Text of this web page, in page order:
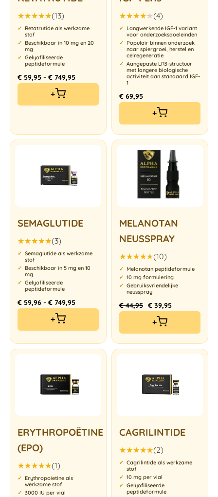
Gewaardeerd
5.00uit 5
(13)
Retatrutide als werkzame
stof
Beschikbaar in 10 mg en 20
mg
Gelyofiliseerde
peptideformule
€ 59,95 - € 749,95
+
Gewaardeerd
4.25uit
5
(4)
Langwerkende IGF-1 variant
voor onderzoeksdoeleinden
Populair binnen onderzoek
naar spiergroei, herstel en
celregeneratie
Aangepaste LR3-structuur
met langere biologische
activiteit dan standaard IGF-
1
€ 69,95
+
SEMAGLUTIDE
Gewaardeerd
5.00uit 5
(3)
Semaglutide als werkzame
stof
Beschikbaar in 5 mg en 10
mg
Gelyofiliseerde
peptideformule
€ 59,96 - € 749,95
+
MELANOTAN
NEUSSPRAY
Gewaardeerd
4.70uit
5
(10)
Melanotan peptideformule
10 mg formulering
Gebruiksvriendelijke
neusspray
€44,95 € 39,95
+
ERYTHROPOËTINE
(EPO)
Gewaardeerd
5.00uit 5
(1)
Erythropoietine als
werkzame stof
3000 IU per vial
CAGRILINTIDE
Gewaardeerd
5.00uit 5
(2)
Cagrilintide als werkzame
stof
10 mg per vial
Gelyofiliseerde
peptideformule